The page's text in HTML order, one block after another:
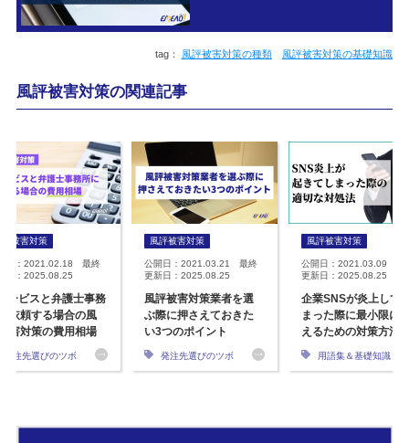
風評被害対策の種類 風評被害対策の基礎知識
風評被害対策の関連記事
評被害対策
日：2021.02.18 最終
日：2025.08.25
ービスと弁護士事務
依頼する場合の風
害対策の費用相場
発注先選びのツボ
風評被害対策
公開日：2021.03.21 最終
更新日：2025.08.25
風評被害対策業者を選
ぶ際に押さえておきた
い3つのポイント
発注先選びのツボ
風評被害対策
公開日：2021.03.09 最
更新日：2025.08.25
企業SNSが炎上して
まった際に最小限に
えるための対策方法
用語集＆基礎知識